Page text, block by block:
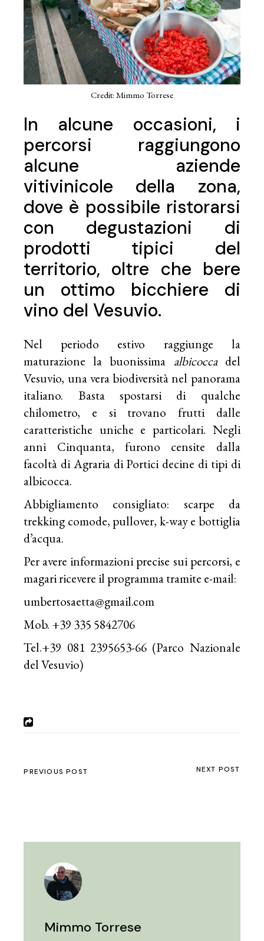
Credit: Mimmo Torrese
In alcune occasioni, i
percorsi raggiungono
alcune aziende
vitivinicole della zona,
dove è possibile ristorarsi
con degustazioni di
prodotti tipici del
territorio, oltre che bere
un ottimo bicchiere di
vino del Vesuvio.
Nel periodo estivo raggiunge la
maturazione la buonissima albicoccadel
Vesuvio, una vera biodiversità nel panorama
italiano. Basta spostarsi di qualche
chilometro, e si trovano frutti dalle
caratteristiche uniche e particolari. Negli
anni Cinquanta, furono censite dalla
facoltà di Agraria di Portici decine di tipi di
albicocca.
Abbigliamento consigliato: scarpe da
trekking comode, pullover, k-way e bottiglia
d’acqua.
Per avere informazioni precise sui percorsi, e
magari ricevere il programma tramite e-mail:
umbertosaetta@gmail.com
Mob. +39 335 5842706
Tel.+39 081 2395653-66 (Parco Nazionale
del Vesuvio)
PREVIOUS POST NEXT POST
Mimmo Torrese